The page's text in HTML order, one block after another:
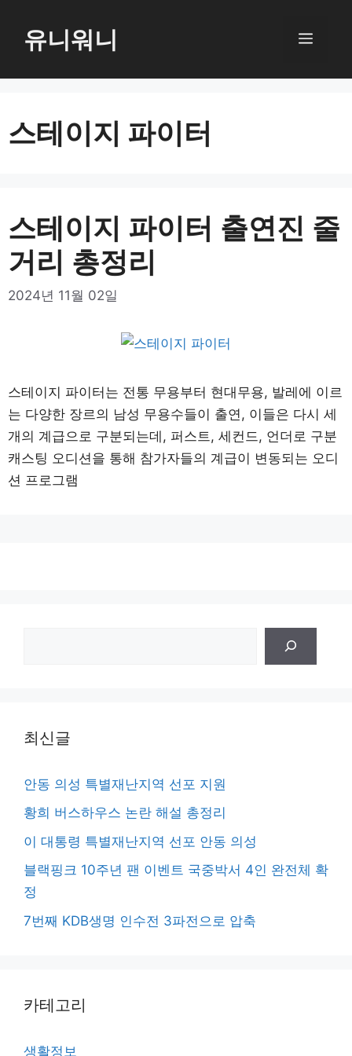
로
뛰
유니워니 메
스테이지 파이터
스테이지 파이터 출연진 줄
거리 총정리
2024년 11월 02일
스테이지 파이터는 전통 무용부터 현대무용, 발레에 이르
는 다양한 장르의 남성 무용수들이 출연, 이들은 다시 세
개의 계급으로 구분되는데, 퍼스트, 세컨드, 언더로 구분
캐스팅 오디션을 통해 참가자들의 계급이 변동되는 오디
션 프로그램
최신글
안동 의성 특별재난지역 선포 지원
황희 버스하우스 논란 해설 총정리
이 대통령 특별재난지역 선포 안동 의성
블랙핑크 10주년 팬 이벤트 국중박서 4인 완전체 확
정
7번째 KDB생명 인수전 3파전으로 압축
카테고리
생활정보